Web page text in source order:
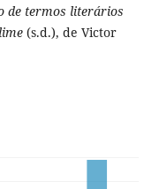
de termos literários
(s.d.), de Victor